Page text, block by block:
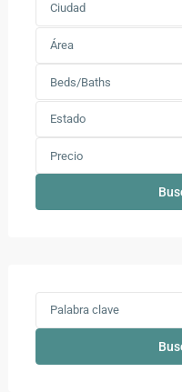
Ciudad
Área
Beds/Baths
Estado
Precio